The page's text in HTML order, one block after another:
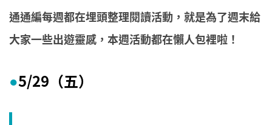
通通編每週都在埋頭整理閱讀活動，就是為了週末給
大家一些出遊靈感，本週活動都在懶人包裡啦！
●5/29（五）